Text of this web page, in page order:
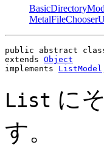
public abstract
extends Object
implements ListModel
List に
す。